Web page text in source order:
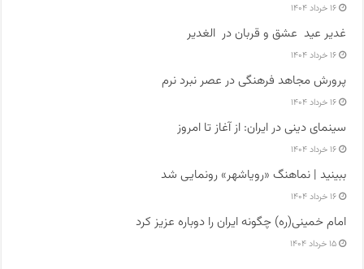
۱۶ خرداد ۱۴۰۴
غدیر عید عشق و قربان در الغدیر
۱۶ خرداد ۱۴۰۴
پرورش مجاهد فرهنگی در عصر نبرد نرم
۱۶ خرداد ۱۴۰۴
سینمای دینی در ایران: از آغاز تا امروز
۱۶ خرداد ۱۴۰۴
ببینید | نماهنگ «رویاشهر» رونمایی شد
۱۶ خرداد ۱۴۰۴
امام خمینی(ره) چگونه ایران را دوباره عزیز کرد
۱۵ خرداد ۱۴۰۴